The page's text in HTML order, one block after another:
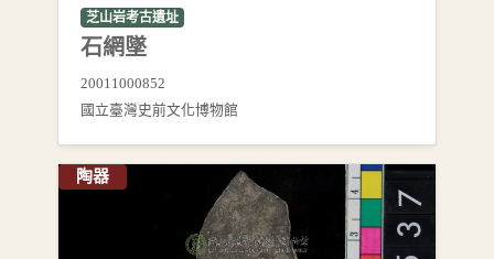
芝山岩考古遺址
石網墜
20011000852
國立臺灣史前文化博物館
陶器